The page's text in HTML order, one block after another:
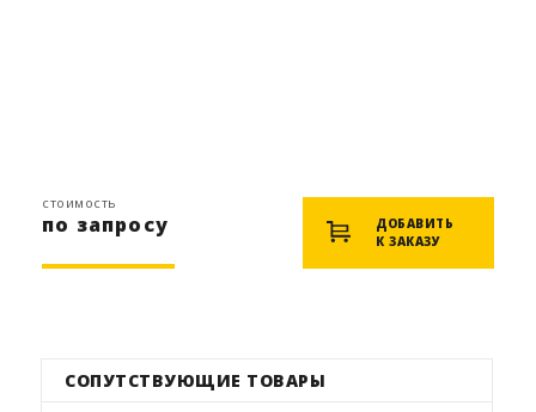
стоимость
по запросу
ДОБАВИТЬ
К ЗАКАЗУ
СОПУТСТВУЮЩИЕ ТОВАРЫ